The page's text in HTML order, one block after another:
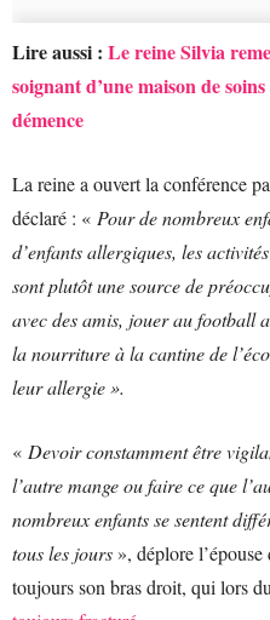
Lire aussi : Le reine Silvia
soignant d’une maison de
démence
La reine a ouvert la conférence
déclaré : « Pour de nombreux
d’enfants allergiques, les
sont plutôt une source de
avec des amis, jouer au football
la nourriture à la cantine de
leur allergie ».
« Devoir constamment être
l’autre mange ou faire ce que
nombreux enfants se sentent
tous les jours», déplore
toujours son bras droit, qui lors